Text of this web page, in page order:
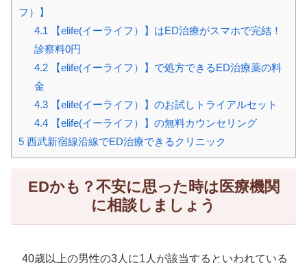
フ）】
4.1 【elife(イーライフ）】はED治療がスマホで完結！
診察料0円
4.2【elife(イーライフ）】で処方できるED治療薬の料
金
4.3【elife(イーライフ）】のお試しトライアルセット
4.4【elife(イーライフ）】の無料カウンセリング
5 西武新宿線沿線でED治療できるクリニック
EDかも？不安に思った時は医療機関
に相談しましょう
40歳以上の男性の3人に1人が該当するといわれている